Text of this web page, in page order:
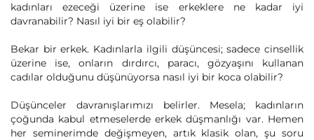
kadınları ezeceği üzerine ise erkeklere ne kadar iyi
davranabilir? Nasıl iyi bir eş olabilir?
Bekar bir erkek. Kadınlarla ilgili düşüncesi; sadece cinsellik
üzerine ise, onların dırdırcı, paracı, gözyaşını kullanan
cadılar olduğunu düşünüyorsa nasıl iyi bir koca olabilir?
Düşünceler davranışlarımızı belirler. Mesela; kadınların
çoğunda kabul etmeselerde erkek düşmanlığı var. Hemen
her seminerimde değişmeyen, artık klasik olan, şu soru